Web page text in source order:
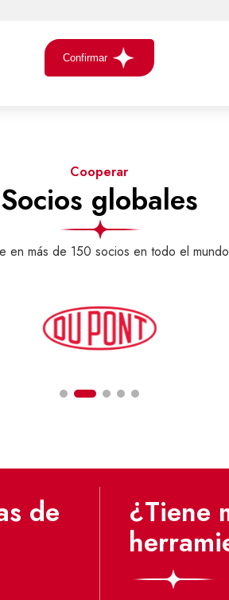
Confirmar
Cooperar
Socios globales
en más de 150 socios en todo el mundo
de ¿Tiene